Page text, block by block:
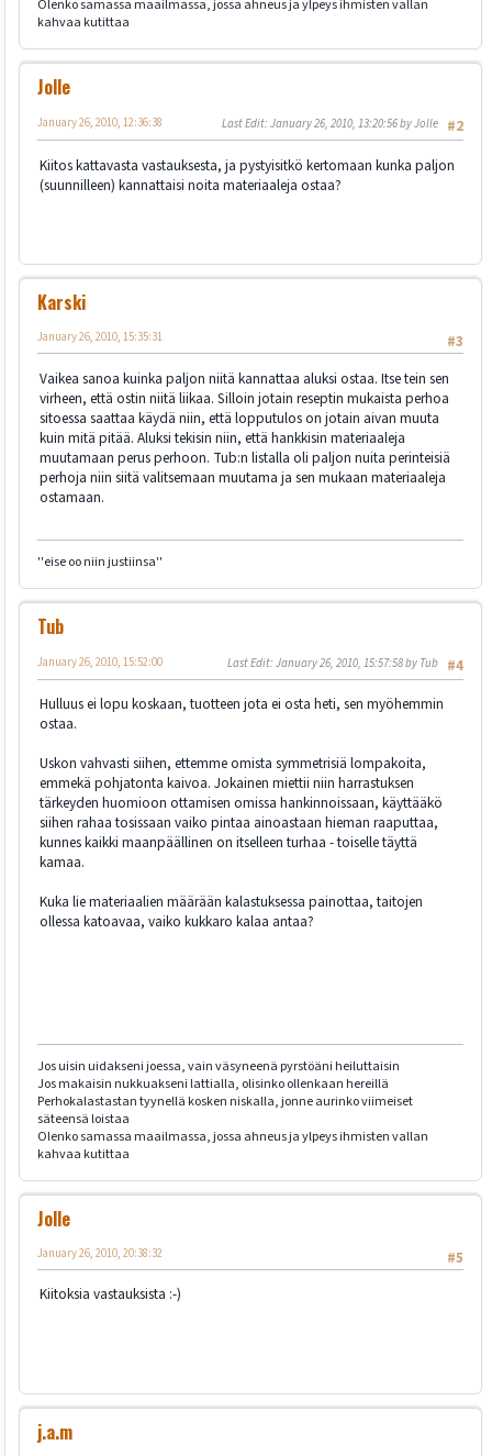
Olenko samassa maailmassa, jossa ahneus ja ylpeys ihmisten vallan
kahvaa kutittaa
Jolle
#2
January 26, 2010, 12:36:38 Last Edit: January 26, 2010, 13:20:56 by Jolle
Kiitos kattavasta vastauksesta, ja pystyisitkö kertomaan kunka paljon
(suunnilleen) kannattaisi noita materiaaleja ostaa?
Karski
#3
January 26, 2010, 15:35:31
Vaikea sanoa kuinka paljon niitä kannattaa aluksi ostaa. Itse tein sen
virheen, että ostin niitä liikaa. Silloin jotain reseptin mukaista perhoa
sitoessa saattaa käydä niin, että lopputulos on jotain aivan muuta
kuin mitä pitää. Aluksi tekisin niin, että hankkisin materiaaleja
muutamaan perus perhoon. Tub:n listalla oli paljon nuita perinteisiä
perhoja niin siitä valitsemaan muutama ja sen mukaan materiaaleja
ostamaan.
''eise oo niin justiinsa''
Tub
#4
January 26, 2010, 15:52:00 Last Edit: January 26, 2010, 15:57:58 by Tub
Hulluus ei lopu koskaan, tuotteen jota ei osta heti, sen myöhemmin
ostaa.
Uskon vahvasti siihen, ettemme omista symmetrisiä lompakoita,
emmekä pohjatonta kaivoa. Jokainen miettii niin harrastuksen
tärkeyden huomioon ottamisen omissa hankinnoissaan, käyttääkö
siihen rahaa tosissaan vaiko pintaa ainoastaan hieman raaputtaa,
kunnes kaikki maanpäällinen on itselleen turhaa - toiselle täyttä
kamaa.
Kuka lie materiaalien määrään kalastuksessa painottaa, taitojen
ollessa katoavaa, vaiko kukkaro kalaa antaa?
Jos uisin uidakseni joessa, vain väsyneenä pyrstöäni heiluttaisin
Jos makaisin nukkuakseni lattialla, olisinko ollenkaan hereillä
Perhokalastastan tyynellä kosken niskalla, jonne aurinko viimeiset
säteensä loistaa
Olenko samassa maailmassa, jossa ahneus ja ylpeys ihmisten vallan
kahvaa kutittaa
Jolle
#5
January 26, 2010, 20:38:32
Kiitoksia vastauksista :-)
j.a.m